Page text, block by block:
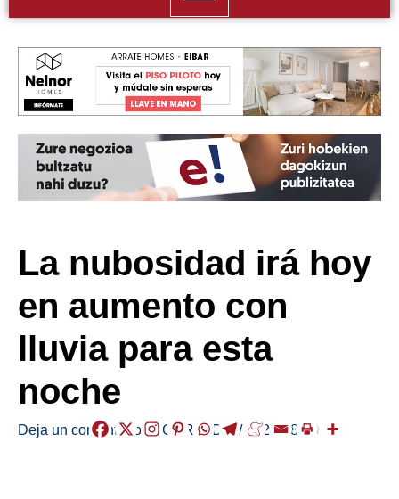
La nubosidad irá hoy
en aumento con
lluvia para esta
noche
Deja un comentario /EGURALDIA/ 2024-08-20